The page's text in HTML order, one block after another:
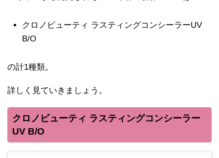
クロノビューティ ラスティングコンシーラーUV
B/O
の計1種類。
詳しく見ていきましょう。
クロノビューティ ラスティングコンシーラー
UV B/O